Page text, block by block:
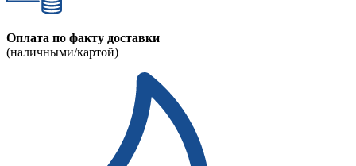
Оплата по факту доставки
(наличными/картой)